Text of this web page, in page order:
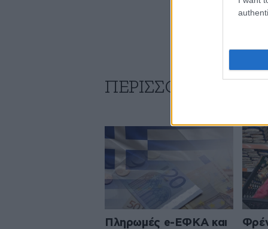
ΠΕΡΙΣΣΟΤΕΡΑ ΑΠΟ
Πληρωμές e-ΕΦΚΑ και